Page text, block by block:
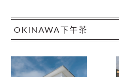
OKINAWA下午茶